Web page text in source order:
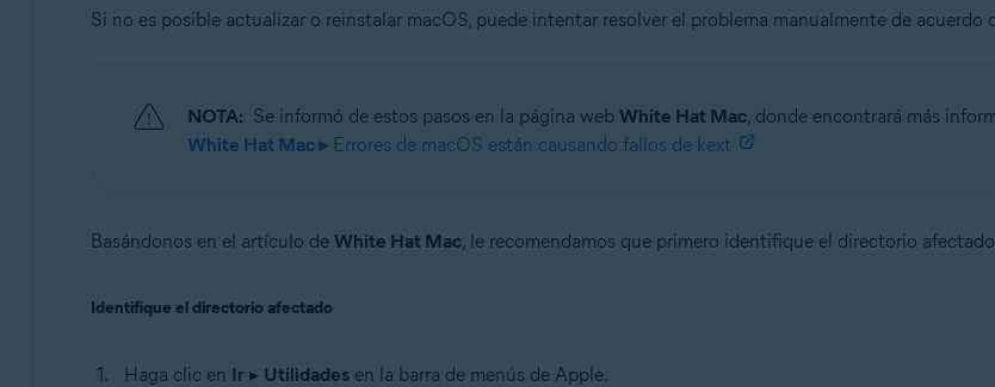
Si no es posible actualizar o reinstalar macOS, puede intentar resolver el problema manualmente de
NOTA: Se informó de estos pasos en la página web White Hat Mac, donde encontrará más
White Hat Mac ▸Errores de macOS están causando fallos de kext
Basándonos en el artículo de White Hat Mac, le recomendamos que primero identifique el directorio
Identifique el directorio afectado
Haga clic en Ir ▸ Utilidadesen la barra de menús de Apple.